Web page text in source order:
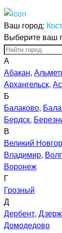
Ваш город:
Выберите ваш
А
Абакан,
Архангельск,
Б
Балаково,
Бердск,
В
Великий
Владимир,
Воронеж
Г
Грозный
Д
Дербент,
Домодедово